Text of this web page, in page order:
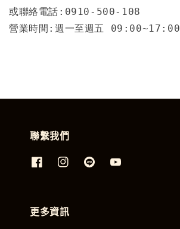
或聯絡電話:0910-500-108
營業時間:週一至週五 09:00~17:00
聯繫我們
更多資訊